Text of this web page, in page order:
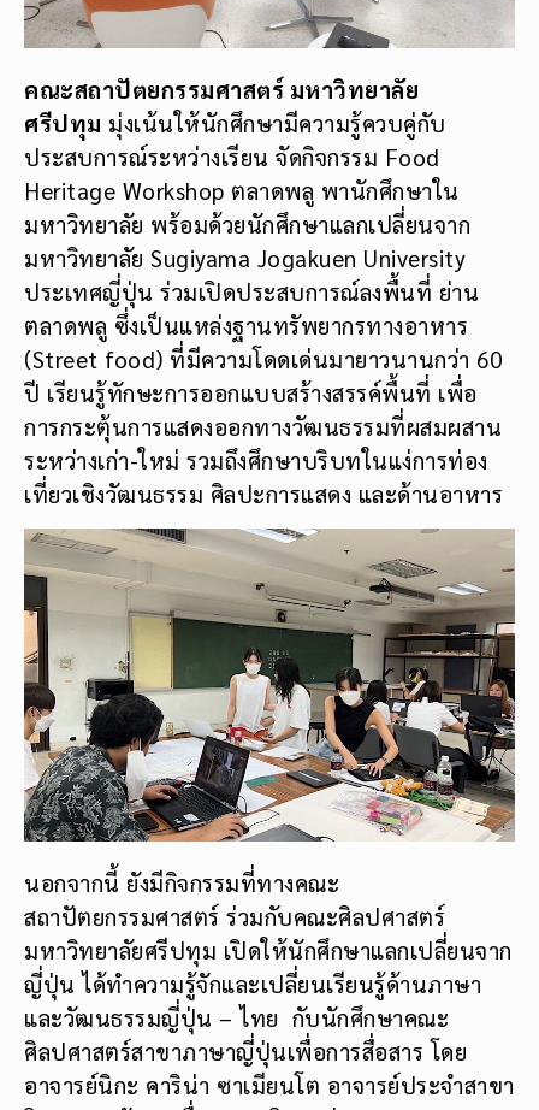
คณะสถาปัตยกรรมศาสตร์ มหาวิทยาลัย
ศรีปทุม มุ่งเน้นให้นักศึกษามีความรู้ควบคู่กับ
ประสบการณ์ระหว่างเรียน จัดกิจกรรม Food
Heritage Workshop ตลาดพลู พานักศึกษาใน
มหาวิทยาลัย พร้อมด้วยนักศึกษาแลกเปลี่ยนจาก
มหาวิทยาลัย Sugiyama Jogakuen University
ประเทศญี่ปุ่น ร่วมเปิดประสบการณ์ลงพื้นที่ ย่าน
ตลาดพลู ซึ่งเป็นแหล่งฐานทรัพยากรทางอาหาร
(Street food) ที่มีความโดดเด่นมายาวนานกว่า 60
ปี เรียนรู้ทักษะการออกแบบสร้างสรรค์พื้นที่ เพื่อ
การกระตุ้นการแสดงออกทางวัฒนธรรมที่ผสมผสาน
ระหว่างเก่า-ใหม่ รวมถึงศึกษาบริบทในแง่การท่อง
เที่ยวเชิงวัฒนธรรม ศิลปะการแสดง และด้านอาหาร
นอกจากนี้ ยังมีกิจกรรมที่ทางคณะ
สถาปัตยกรรมศาสตร์ ร่วมกับคณะศิลปศาสตร์
มหาวิทยาลัยศรีปทุม เปิดให้นักศึกษาแลกเปลี่ยนจาก
ญี่ปุ่น ได้ทำความรู้จักและเปลี่ยนเรียนรู้ด้านภาษา
และวัฒนธรรมญี่ปุ่น – ไทย กับนักศึกษาคณะ
ศิลปศาสตร์สาขาภาษาญี่ปุ่นเพื่อการสื่อสาร โดย
อาจารย์นิกะ คาริน่า ซาเมียนโต อาจารย์ประจำสาขา